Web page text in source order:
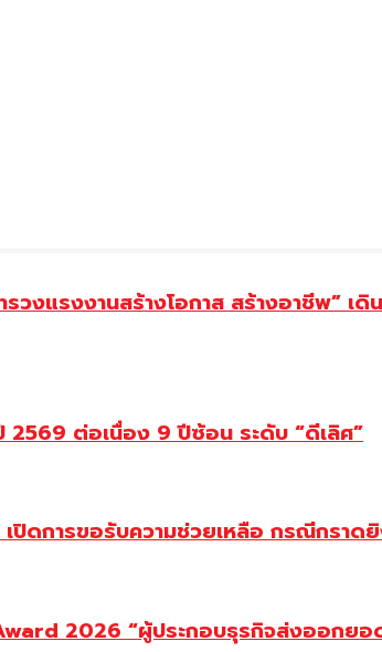
งแรงงานสร้างโอกาส สร้างอาชีพ” เ
2569 ต่อเนื่อง 9 ปีซ้อน ระดับ “ดีเลิศ”
ปิดการขอรับความช่วยเหลือ กรณีกราด
2026 “ผู้ประกอบธุรกิจส่งออก